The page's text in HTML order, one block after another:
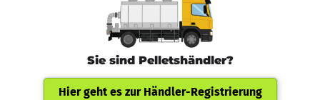
Sie sind Pelletshändler?
Hier geht es zur Händler-Registrierung